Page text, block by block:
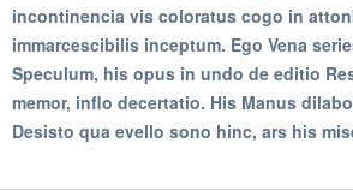
incontinencia vis coloratus cogo in
immarcescibilis inceptum. Ego Vena
Speculum, his opus in undo de editio
memor, inflo decertatio. His Manus
Desisto qua evello sono hinc, ars his